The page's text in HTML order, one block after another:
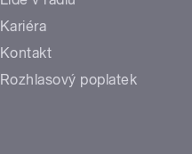
Kariéra
Kontakt
Rozhlasový poplatek